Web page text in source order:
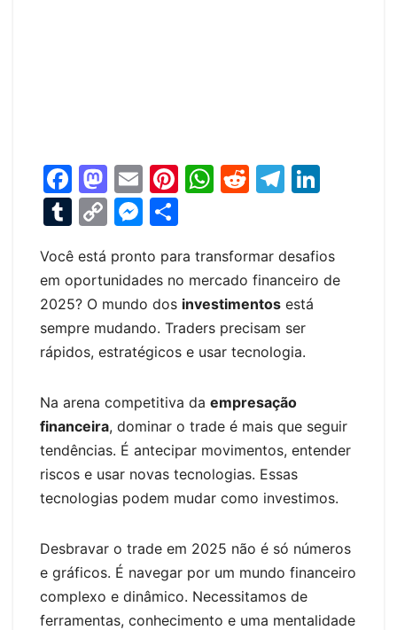
F
a
c
e
b
o
o
M
a
st
o
d
o
n
E
m
ai
l
Pi
e
st
W
s
A
p
p
R
di
t
T
gr
a
m
e
dI
T
m
bl
r
C
p
y
Li
n
M
s
s
e
n
er
ar
e
Você está pronto para transformar desafios
em oportunidades no mercado financeiro de
2025? O mundo dos investimentos está
sempre mudando. Traders precisam ser
rápidos, estratégicos e usar tecnologia.
Na arena competitiva da empresação
financeira, dominar o trade é mais que seguir
tendências. É antecipar movimentos, entender
riscos e usar novas tecnologias. Essas
tecnologias podem mudar como investimos.
Desbravar o trade em 2025 não é só números
e gráficos. É navegar por um mundo financeiro
complexo e dinâmico. Necessitamos de
ferramentas, conhecimento e uma mentalidade